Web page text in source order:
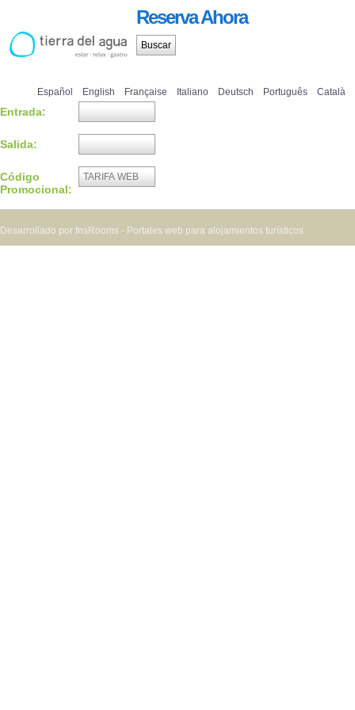
Español English Française Italiano Deutsch Português Català
Reserva Ahora
Entrada:
Salida:
Código
Promocional:
Desarrollado por fnsRooms - Portales web para alojamientos turísticos